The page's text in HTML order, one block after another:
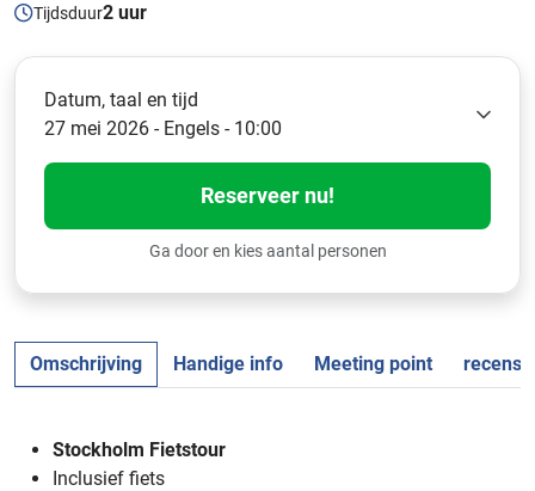
Tijdsduur2 uur
Datum, taal en tijd
27 mei 2026 - Engels - 10:00
Reserveer nu!
Ga door en kies aantal personen
Omschrijving Handige info Meeting point
Stockholm Fietstour
Inclusief fiets